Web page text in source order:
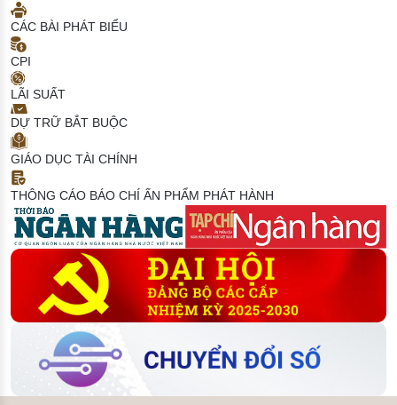
CÁC BÀI PHÁT BIỂU
CPI
LÃI SUẤT
DỰ TRỮ BẮT BUỘC
GIÁO DỤC TÀI CHÍNH
THÔNG CÁO BÁO CHÍ ẤN PHẨM PHÁT HÀNH